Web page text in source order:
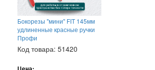
Бокорезы "мини" FIT 145мм
удлиненные красные ручки
Профи
Код товара: 51420